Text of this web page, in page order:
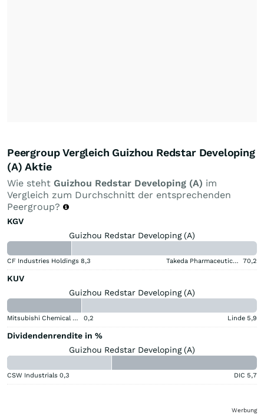
Peergroup Vergleich Guizhou Redstar Developing
(A) Aktie
Wie steht Guizhou Redstar Developing (A) im
Vergleich zum Durchschnitt der entsprechenden
Peergroup?
KGV
Guizhou Redstar Developing (A)
CF Industries Holdings 8,3 Takeda Pharmaceutical Aktie 70,2
KUV
Guizhou Redstar Developing (A)
Mitsubishi Chemical Group Corporation 0,2 Linde 5,9
Dividendenrendite in %
Guizhou Redstar Developing (A)
CSW Industrials 0,3 DIC 5,7
Werbung